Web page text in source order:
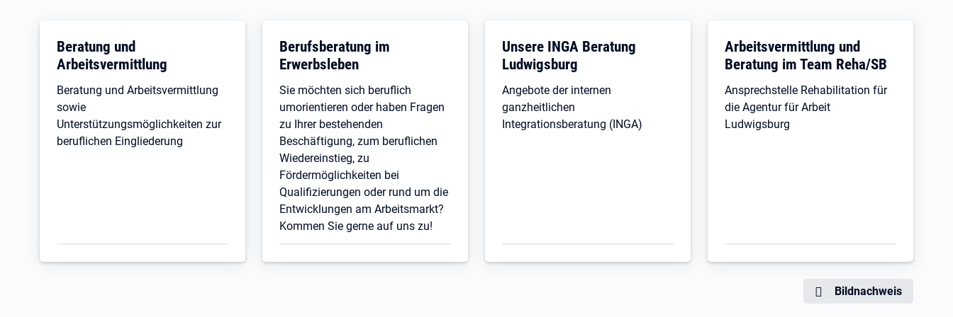
Beratung und
Arbeitsvermittlung
Beratung und Arbeitsvermittlung
sowie
Unterstützungsmöglichkeiten zur
beruflichen Eingliederung
Berufsberatung im
Erwerbsleben
Sie möchten sich beruflich
umorientieren oder haben Fragen
zu Ihrer bestehenden
Beschäftigung, zum beruflichen
Wiedereinstieg, zu
Fördermöglichkeiten bei
Qualifizierungen oder rund um die
Entwicklungen am Arbeitsmarkt?
Kommen Sie gerne auf uns zu!
Unsere INGA Beratung
Ludwigsburg
Angebote der internen
ganzheitlichen
Integrationsberatung (INGA)
Arbeitsvermittlung und
Beratung im Team Reha/SB
Ansprechstelle Rehabilitation für
die Agentur für Arbeit
Ludwigsburg
Bildnachweis